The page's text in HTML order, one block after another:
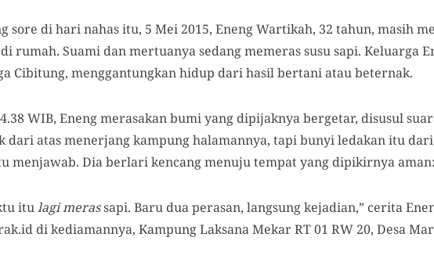
sore di hari nahas itu, 5 Mei 2015, Eneng Wartikah, 32 tahun, masih
rumah. Suami dan mertuanya sedang memeras susu sapi. Keluarga
Cibitung, menggantungkan hidup dari hasil bertani atau beternak.
WIB, Eneng merasakan bumi yang dipijaknya bergetar, disusul
dari atas menerjang kampung halamannya, tapi bunyi ledakan itu
menjawab. Dia berlari kencang menuju tempat yang dipikirnya
itulagi merassapi. Baru dua perasan, langsung kejadian,” cerita
di kediamannya, Kampung Laksana Mekar RT 01 RW 20, Desa